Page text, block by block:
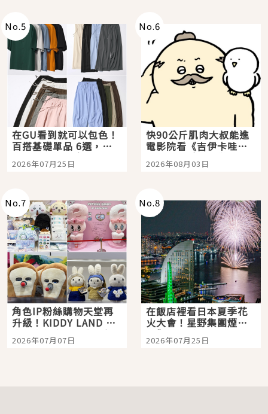
No.5
在GU看到就可以包色！
百搭基礎單品 6選，閉
眼全收也不心疼
2026年07月25日
No.6
快90公斤肌肉大叔能進
電影院看《吉伊卡哇》
嗎？日本重金屬樂團
「打首」會長與nagano
2026年08月03日
No.7
角色IP粉絲購物天堂再
升級！KIDDY LAND 原
宿店吉伊卡哇迎客，新
開幕 OMOKADO 店3分
2026年07月07日
No.8
在飯店裡看日本夏季花
火大會！星野集團煙火
景觀飯店6選，讓你不用
人擠人悠閒欣賞
2026年07月25日